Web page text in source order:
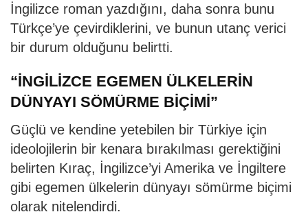
İngilizce roman yazdığını, daha sonra bunu
Türkçe’ye çevirdiklerini, ve bunun utanç verici
bir durum olduğunu belirtti.
“İNGİLİZCE EGEMEN ÜLKELERİN
DÜNYAYI SÖMÜRME BİÇİMİ”
Güçlü ve kendine yetebilen bir Türkiye için
ideolojilerin bir kenara bırakılması gerektiğini
belirten Kıraç, İngilizce’yi Amerika ve İngiltere
gibi egemen ülkelerin dünyayı sömürme biçimi
olarak nitelendirdi.